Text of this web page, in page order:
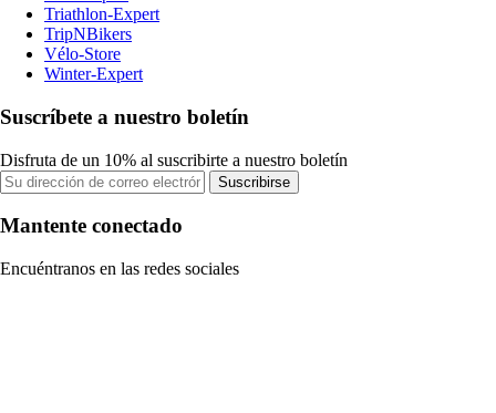
Triathlon-Expert
TripNBikers
Vélo-Store
Winter-Expert
Suscríbete a nuestro boletín
Disfruta de un 10% al suscribirte a nuestro boletín
Suscribirse
Mantente conectado
Encuéntranos en las redes sociales